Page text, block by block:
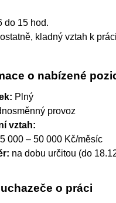
do 15 hod.
kladný vztah k
o nabízené
Plný
provoz
vztah:
000 – 50 000 Kč/měsíc
na dobu určitou (do
o práci